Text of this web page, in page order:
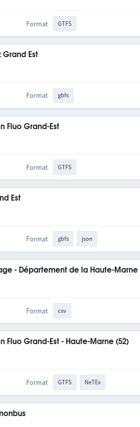
Format GTFS
Est
Format gbfs
Fluo Grand-Est
Format GTFS
Est
Format gbfs json
- Département de la Haute-Marne
Format csv
Fluo Grand-Est - Haute-Marne (52)
Format GTFS NeTEx